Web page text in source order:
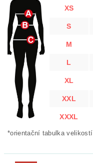
XS
S
M
L
XL
XXL
XXXL
*orientační tabulka velikostí